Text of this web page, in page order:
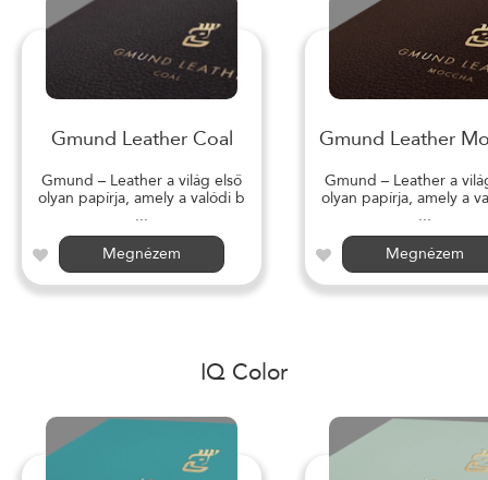
Gmund Leather Coal
Gmund – Leather a világ első
olyan papírja, amely a valódi b
...
Megnézem
Gmund Leather
Gmund – Leather a
olyan papírja, amely a
...
Megnézem
IQ Color